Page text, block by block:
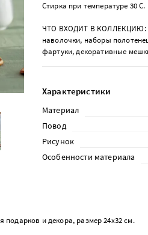
Стирка при температуре 30 С.
ЧТО ВХОДИТ В КОЛЛЕКЦИЮ:
наволочки, наборы
фартуки, декоративные
Характеристики
Материал
Повод
Рисунок
Особенности материала
и декора, размер 24х32 см.